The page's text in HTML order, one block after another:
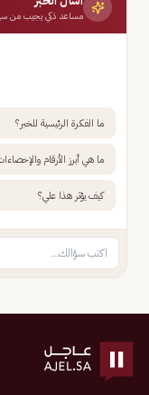
مساعد ذكي يجيب من
ما الفكرة الرئيسية للخبر؟
ما هي أبرز الأرقام
كيف يؤثر هذا علي؟